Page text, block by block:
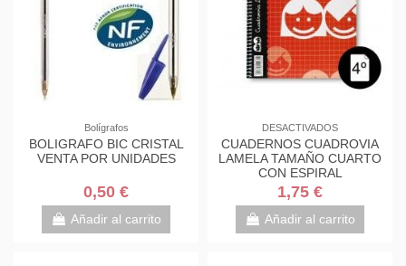
Bolígrafos
BOLIGRAFO BIC CRISTAL
VENTA POR UNIDADES
0,50 €
Añadir al carrito
DESACTIVADOS
CUADERNOS CUADROVIA
LAMELA TAMAÑO CUARTO
CON ESPIRAL
1,75 €
Añadir al carrito